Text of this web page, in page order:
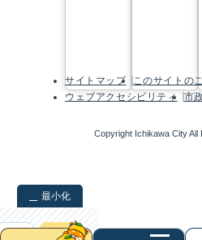
サイトマップ
このサイトの
ウェブアクセシビリティ
市
Copyright Ichikawa City All
最小化